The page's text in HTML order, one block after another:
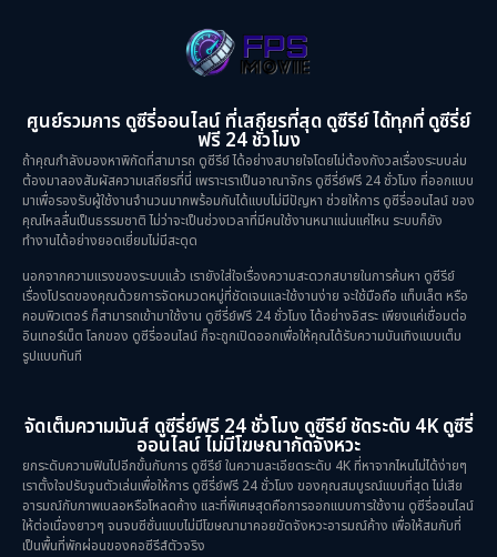
ศูนย์รวมการ ดูซีรี่ออนไลน์ ที่เสถียรที่สุด ดูซีรีย์ ได้ทุกที่ ดูซีรี่ย์
ฟรี 24 ชั่วโมง
ถ้าคุณกำลังมองหาพิกัดที่สามารถ ดูซีรีย์ ได้อย่างสบายใจโดยไม่ต้องกังวลเรื่องระบบล่ม
ต้องมาลองสัมผัสความเสถียรที่นี่ เพราะเราเป็นอาณาจักร ดูซีรี่ย์ฟรี 24 ชั่วโมง ที่ออกแบบ
มาเพื่อรองรับผู้ใช้งานจำนวนมากพร้อมกันได้แบบไม่มีปัญหา ช่วยให้การ ดูซีรี่ออนไลน์ ของ
คุณไหลลื่นเป็นธรรมชาติ ไม่ว่าจะเป็นช่วงเวลาที่มีคนใช้งานหนาแน่นแค่ไหน ระบบก็ยัง
ทำงานได้อย่างยอดเยี่ยมไม่มีสะดุด
นอกจากความแรงของระบบแล้ว เรายังใส่ใจเรื่องความสะดวกสบายในการค้นหา ดูซีรีย์
เรื่องโปรดของคุณด้วยการจัดหมวดหมู่ที่ชัดเจนและใช้งานง่าย จะใช้มือถือ แท็บเล็ต หรือ
คอมพิวเตอร์ ก็สามารถเข้ามาใช้งาน ดูซีรี่ย์ฟรี 24 ชั่วโมง ได้อย่างอิสระ เพียงแค่เชื่อมต่อ
อินเทอร์เน็ต โลกของ ดูซีรี่ออนไลน์ ก็จะถูกเปิดออกเพื่อให้คุณได้รับความบันเทิงแบบเต็ม
รูปแบบทันที
จัดเต็มความมันส์ ดูซีรี่ย์ฟรี 24 ชั่วโมง ดูซีรีย์ ชัดระดับ 4K ดูซีรี่
ออนไลน์ ไม่มีโฆษณากัดจังหวะ
ยกระดับความฟินไปอีกขั้นกับการ ดูซีรีย์ ในความละเอียดระดับ 4K ที่หาจากไหนไม่ได้ง่ายๆ
เราตั้งใจปรับจูนตัวเล่นเพื่อให้การ ดูซีรี่ย์ฟรี 24 ชั่วโมง ของคุณสมบูรณ์แบบที่สุด ไม่เสีย
อารมณ์กับภาพเบลอหรือโหลดค้าง และที่พิเศษสุดคือการออกแบบการใช้งาน ดูซีรี่ออนไลน์
ให้ต่อเนื่องยาวๆ จนจบซีซั่นแบบไม่มีโฆษณามาคอยขัดจังหวะอารมณ์ค้าง เพื่อให้สมกับที่
เป็นพื้นที่พักผ่อนของคอซีรีส์ตัวจริง